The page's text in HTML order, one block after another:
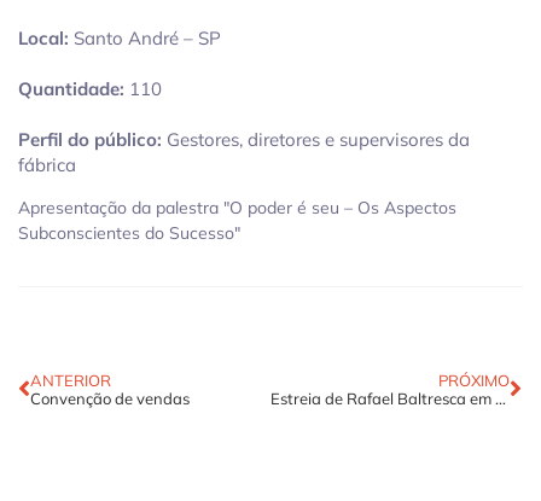
Local: Santo André – SP
Quantidade: 110
Perfil do público: Gestores, diretores e supervisores da
fábrica
Apresentação da palestra "O poder é seu – Os Aspectos
Subconscientes do Sucesso"
ANTERIOR
Convenção de vendas
PRÓXIMO
Estreia de Rafael Baltresca em Las Vegas